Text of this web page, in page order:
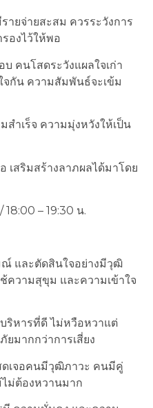
ายจ่ายสะสม ควรระวังการ
องไว้ให้พอ
คนโสดระวังแผลใจเก่า
กัน ความสัมพันธ์จะเข้ม
สำเร็จ ความมุ่งหวังให้เป็น
เสริมสร้างลาภผลได้มาโดย
– 19:30 น.
และตัดสินใจอย่างมีวุฒิ
ความสุขุม และความเข้าใจ
ริหารที่ดี ไม่หวือหวาแต่
มากกว่าการเสี่ยง
เจอคนมีวุฒิภาวะ คนมีคู่
ม่ต้องหวานมาก